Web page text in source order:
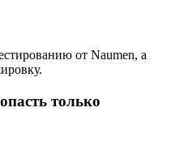
от Naumen, а
только